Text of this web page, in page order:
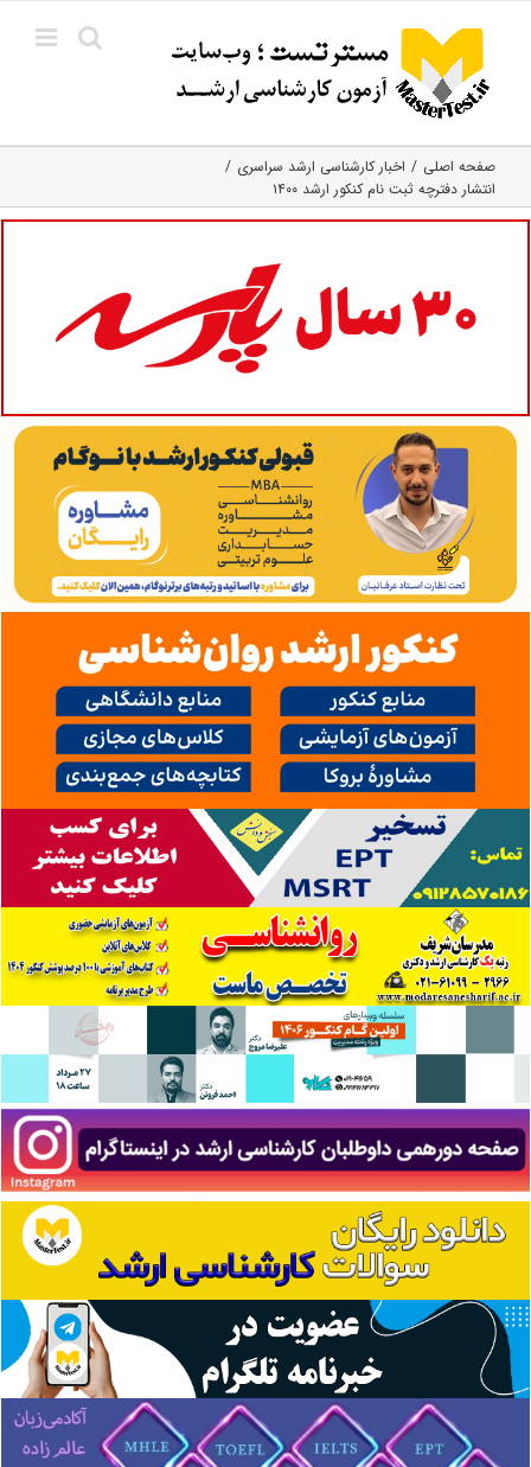
content
صفحه اصلی
اخبار کارشناسی ارشد سراسری
انتشار دفترچه ثبت نام کنکور ارشد ۱۴۰۰